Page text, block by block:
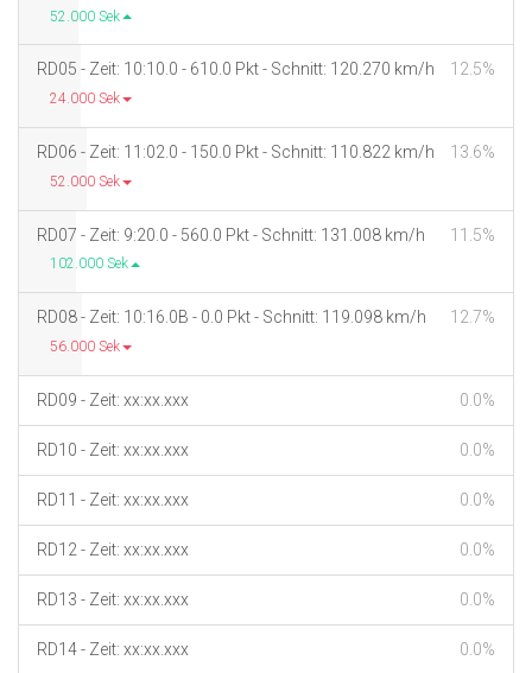
52.000 Sek
12.5%
RD05 - Zeit: 10:10.0 - 610.0 Pkt - Schnitt: 120.270 km/h
24.000 Sek
13.6%
RD06 - Zeit: 11:02.0 - 150.0 Pkt - Schnitt: 110.822 km/h
52.000 Sek
11.5%
RD07 - Zeit: 9:20.0 - 560.0 Pkt - Schnitt: 131.008 km/h
102.000 Sek
12.7%
RD08 - Zeit: 10:16.0B - 0.0 Pkt - Schnitt: 119.098 km/h
56.000 Sek
0.0%
RD09 - Zeit: xx:xx.xxx
0.0%
RD10 - Zeit: xx:xx.xxx
0.0%
RD11 - Zeit: xx:xx.xxx
0.0%
RD12 - Zeit: xx:xx.xxx
0.0%
RD13 - Zeit: xx:xx.xxx
0.0%
RD14 - Zeit: xx:xx.xxx